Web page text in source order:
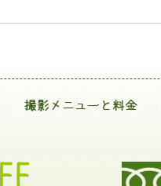
撮影メニューと料金